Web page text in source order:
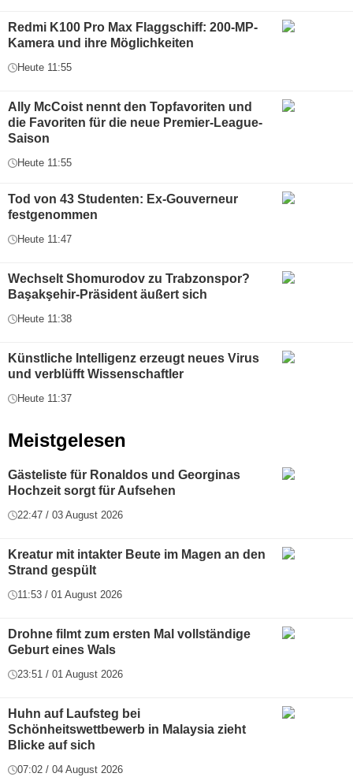
Redmi K100 Pro Max Flaggschiff: 200-MP-
Kamera und ihre Möglichkeiten
Heute 11:55
Ally McCoist nennt den Topfavoriten und
die Favoriten für die neue Premier-League-
Saison
Heute 11:55
Tod von 43 Studenten: Ex-Gouverneur
festgenommen
Heute 11:47
Wechselt Shomurodov zu Trabzonspor?
Başakşehir-Präsident äußert sich
Heute 11:38
Künstliche Intelligenz erzeugt neues Virus
und verblüfft Wissenschaftler
Heute 11:37
Meistgelesen
Gästeliste für Ronaldos und Georginas
Hochzeit sorgt für Aufsehen
22:47 / 03 August 2026
Kreatur mit intakter Beute im Magen an den
Strand gespült
11:53 / 01 August 2026
Drohne filmt zum ersten Mal vollständige
Geburt eines Wals
23:51 / 01 August 2026
Huhn auf Laufsteg bei
Schönheitswettbewerb in Malaysia zieht
Blicke auf sich
07:02 / 04 August 2026